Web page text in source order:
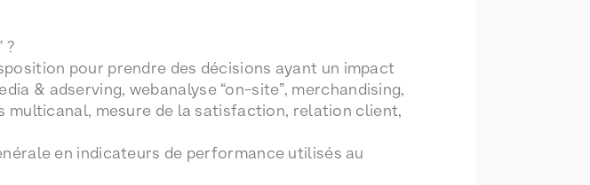
?
pour prendre des décisions ayant un impact
& adserving, webanalyse “on-site”, merchandising,
multicanal, mesure de la satisfaction, relation client,
en indicateurs de performance utilisés au